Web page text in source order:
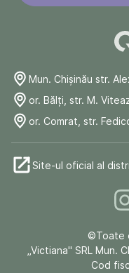
Mun. Chişinău str.
or. Bălți, str. M.
or. Comrat, str.
Site-ul oficial al
©Toate
„Victiana" SRL Mun.
Cod